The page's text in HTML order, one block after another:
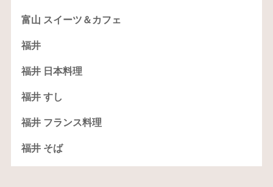
富山 スイーツ＆カフェ
福井
福井 日本料理
福井 すし
福井 フランス料理
福井 そば